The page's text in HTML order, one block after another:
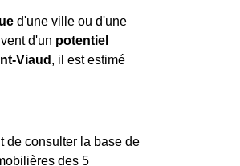
d'une ville ou d'une
d'un potentiel
Viaud , il est estimé
de consulter la base de
des 5